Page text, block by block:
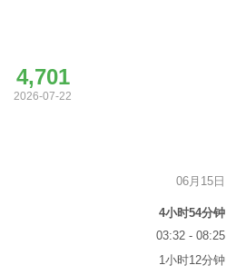
4,701
2026-07-22
06月15日
4小时54分钟
03:32 - 08:25
1小时12分钟